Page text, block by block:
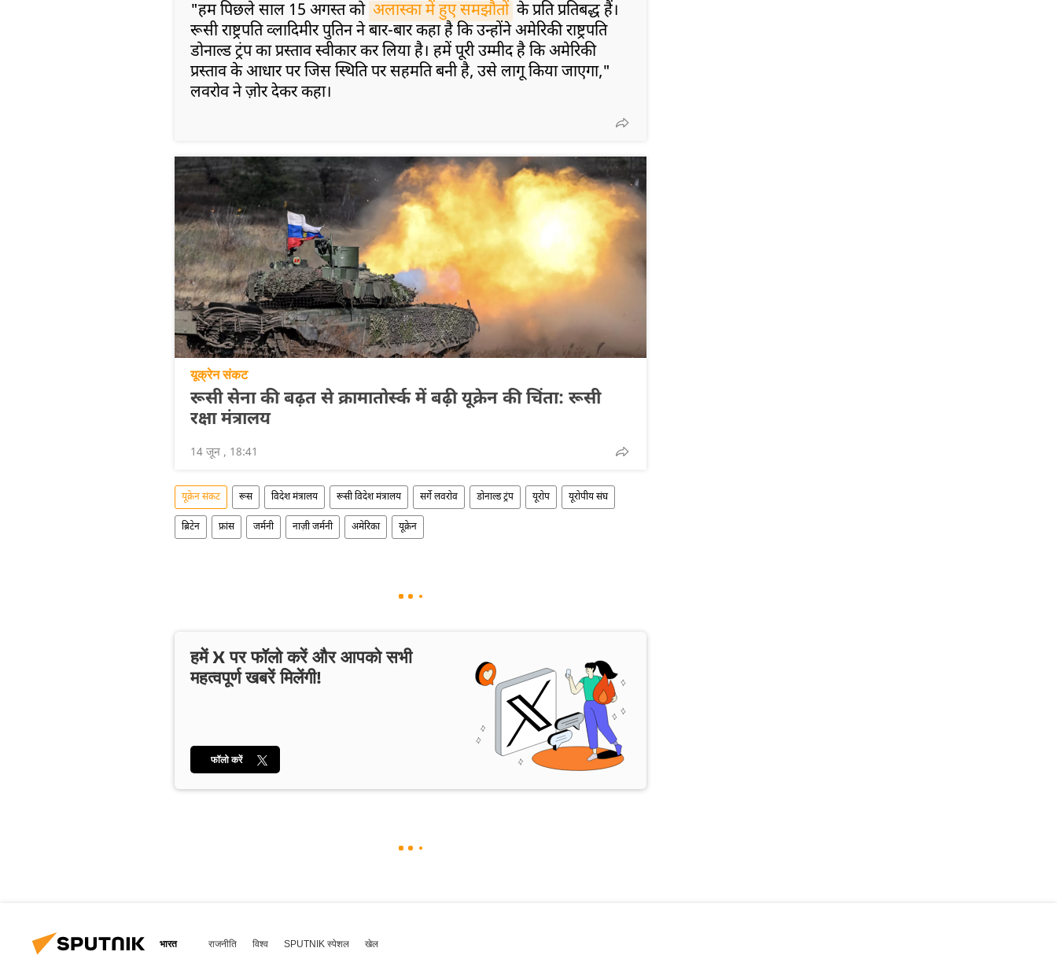
"हम पिछले साल 15 अगस्त को अलास्का में हुए समझौतों के प्रति प्रतिबद्ध हैं।
रूसी राष्ट्रपति व्लादिमीर पुतिन ने बार-बार कहा है कि उन्होंने अमेरिकी राष्ट्रपति
डोनाल्ड ट्रंप का प्रस्ताव स्वीकार कर लिया है। हमें पूरी उम्मीद है कि अमेरिकी
प्रस्ताव के आधार पर जिस स्थिति पर सहमति बनी है, उसे लागू किया जाएगा,"
लवरोव ने ज़ोर देकर कहा।
यूक्रेन संकट
रूसी सेना की बढ़त से क्रामातोर्स्क में बढ़ी यूक्रेन की चिंता: रूसी
रक्षा मंत्रालय
14 जून , 18:41
यूक्रेन संकट रूस विदेश मंत्रालय रूसी विदेश मंत्रालय सर्गे लवरोव डोनाल्ड ट्रंप यूरोप यूरोपीय संघ
ब्रिटेन फ्रांस जर्मनी नाज़ी जर्मनी अमेरिका यूक्रेन
हमें X पर फॉलो करें और आपको सभी
महत्वपूर्ण खबरें मिलेंगी!
फॉलो करें
भारत राजनीति विश्व SPUTNIK स्पेशल खेल